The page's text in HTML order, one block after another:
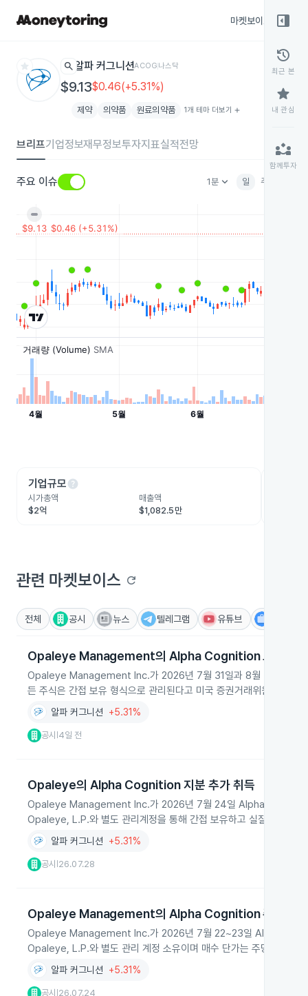
마켓보이스
star search 알파 커그니션ACOG나스닥
$9.13$0.46(+5.31%)
제약 의약품 원료의약품 1개 테마 더보기 add
브리프기업정보재무정보투자지표실적전망
주요 이슈 1분keyboard_arrow_down 일 주
기업규모help
시가총액
$2억
매출액
$1,082.5만
관련 마켓보이스 refresh
전체 공시 뉴스 텔레그램 유튜브
Opaleye Management의 Alpha Cognition 보통주
Opaleye Management Inc.가 2026년 7월 31일과 8월 3일에
든 주식은 간접 보유 형식으로 관리된다고 미국 증권거래위원회
알파 커그니션 +5.31%
공시 4일 전
Opaleye의 Alpha Cognition 지분 추가 취득
Opaleye Management Inc.가 2026년 7월 24일 Alpha Cognition
Opaleye, L.P.와 별도 관리계정을 통해 간접 보유하고 실질 소유권
알파 커그니션 +5.31%
공시 26.07.28
Opaleye Management의 Alpha Cognition 주식 간접
Opaleye Management Inc.가 2026년 7월 22~23일 Alpha
Opaleye, L.P.와 별도 관리 계정 소유이며 매수 단가는 주당 7.655
알파 커그니션 +5.31%
공시 26.07.24
right_panel_open
history
최근 본
star
내 관심
partner_exchange
함께투자